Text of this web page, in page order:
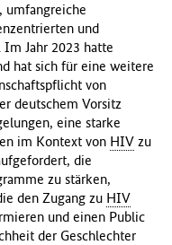
umfangreiche
und
Im Jahr 2023 hatte
hat sich für eine weitere
von
deutschem Vorsitz
eine starke
im Kontext von HIV zu
die
zu stärken,
den Zugang zu HIV
und einen Public
der Geschlechter